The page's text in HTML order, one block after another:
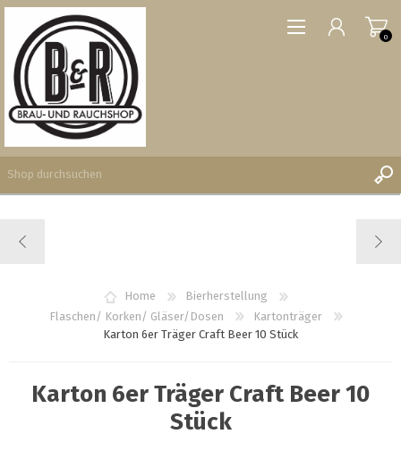
WUNSCHLISTE
0
0
Home
Bierherstellung
Flaschen/ Korken/ Gläser/Dosen
Kartonträger
Karton 6er Träger Craft Beer 10 Stück
Karton 6er Träger Craft Beer 10
Stück